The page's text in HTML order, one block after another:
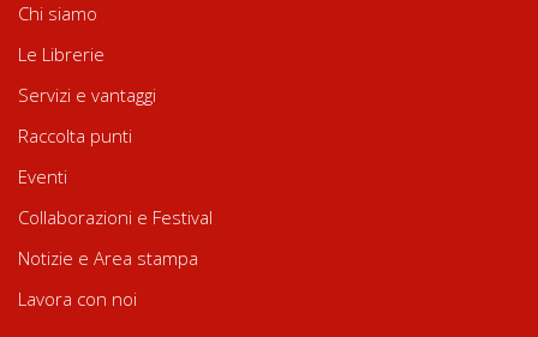
Chi siamo
Le Librerie
Servizi e vantaggi
Raccolta punti
Eventi
Collaborazioni e Festival
Notizie e Area stampa
Lavora con noi